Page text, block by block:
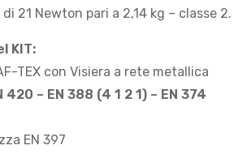
21 Newton pari a 2,14 kg – classe 2.
KIT:
TEX con Visiera a rete metallica
420 – EN 388 (4 1 2 1) – EN 374
EN 397